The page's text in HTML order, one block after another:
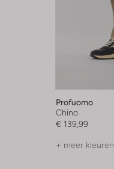
Profuomo
Chino
€ 139,99
+ meer kleuren